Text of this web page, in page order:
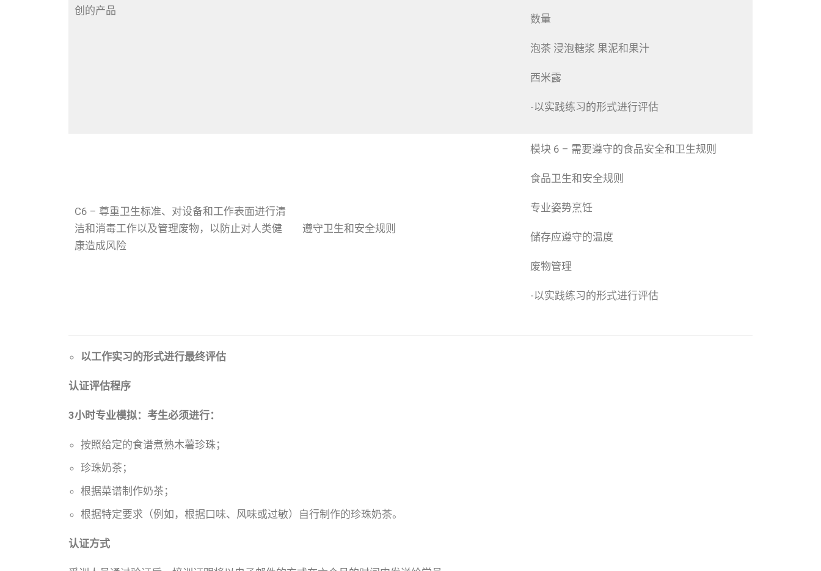
创的产品
数量
泡茶 浸泡糖浆 果泥和果汁
西米露
-以实践练习的形式进行评估
C6 – 尊重卫生标准、对设备和工作表面进行清
洁和消毒工作以及管理废物，以防止对人类健
康造成风险
遵守卫生和安全规则
模块 6 – 需要遵守的食品安全和卫生规则
食品卫生和安全规则
专业姿势烹饪
储存应遵守的温度
废物管理
-以实践练习的形式进行评估
以工作实习的形式进行最终评估
认证评估程序
3小时专业模拟：考生必须进行：
按照给定的食谱煮熟木薯珍珠；
珍珠奶茶；
根据菜谱制作奶茶；
根据特定要求（例如，根据口味、风味或过敏）自行制作的珍珠奶茶。
认证方式